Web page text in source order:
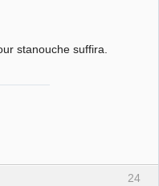
stanouche suffira.
24